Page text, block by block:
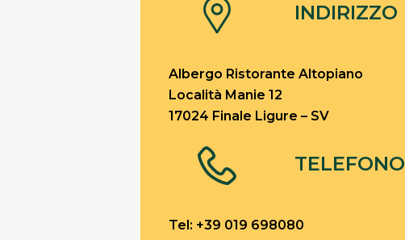
INDIRIZZO
Albergo Ristorante Altopiano
Località Manie 12
17024 Finale Ligure – SV
TELEFONO
Tel: +39 019 698080